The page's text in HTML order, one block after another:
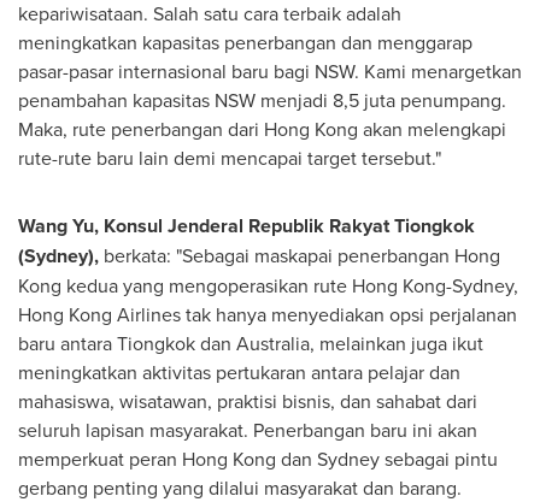
kepariwisataan. Salah satu cara terbaik adalah
meningkatkan kapasitas penerbangan dan menggarap
pasar-pasar internasional baru bagi NSW. Kami menargetkan
penambahan kapasitas NSW menjadi 8,5 juta penumpang.
Maka, rute penerbangan dari Hong Kong akan melengkapi
rute-rute baru lain demi mencapai target tersebut."
Wang Yu, Konsul Jenderal Republik Rakyat Tiongkok
(Sydney), berkata: "Sebagai maskapai penerbangan Hong
Kong kedua yang mengoperasikan rute Hong Kong-Sydney,
Hong Kong Airlines tak hanya menyediakan opsi perjalanan
baru antara Tiongkok dan Australia, melainkan juga ikut
meningkatkan aktivitas pertukaran antara pelajar dan
mahasiswa, wisatawan, praktisi bisnis, dan sahabat dari
seluruh lapisan masyarakat. Penerbangan baru ini akan
memperkuat peran Hong Kong dan Sydney sebagai pintu
gerbang penting yang dilalui masyarakat dan barang.